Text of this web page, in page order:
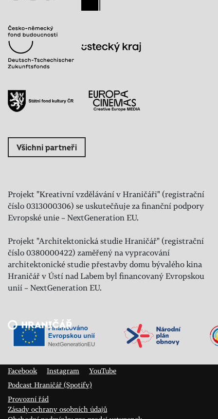
Všichni partneři
Projekt "Kreativní vzdělávání v Hraničáři" (registrační
číslo 0313000306) se uskutečňuje za finanční podpory
Evropské unie – NextGeneration EU.
Projekt "Architektonická studie Hraničář" (registrační
číslo 0380000422) zaměřený na vypracování
architektonické studie přestavby domu bývalého kina
Hraničář v Ústí nad Labem byl financovaný Evropskou
unií – NextGeneration EU.
Veřejný sál Hraničář, spolek
Facebook
Instagram
YouTube
Podcast Hraničář (Spotify)
Provozní řád
Zásady ochrany osobních údajů